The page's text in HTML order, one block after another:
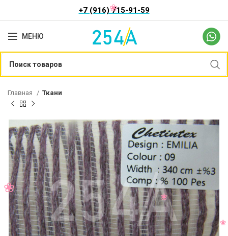
+7 (916) 715-91-59
МЕНЮ
Главная Ткани